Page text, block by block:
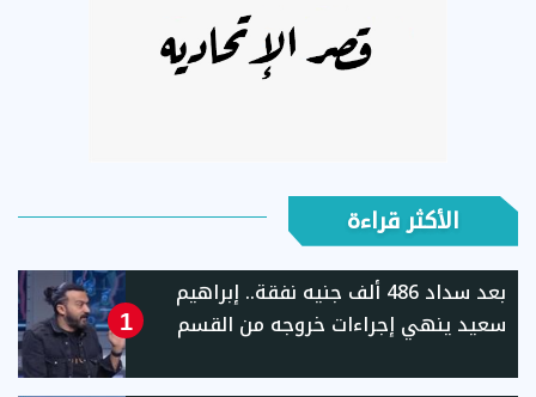
الأكثر قراءة
1
بعد سداد 486 ألف جنيه نفقة.. إبراهيم
سعيد ينهي إجراءات خروجه من القسم